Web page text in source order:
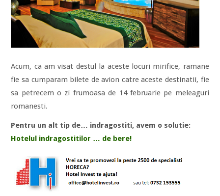
Acum, ca am visat destul la aceste locuri mirifice, ramane
fie sa cumparam bilete de avion catre aceste destinatii, fie
sa petrecem o zi frumoasa de 14 februarie pe meleaguri
romanesti.
Pentru un alt tip de… indragostiti, avem o solutie:
Hotelul indragostitilor … de bere!